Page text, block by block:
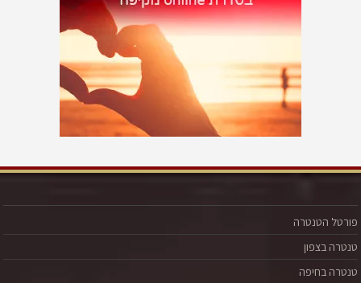
פורטל הטנטרה
טנטרה בצפון
טנטרה בחיפה